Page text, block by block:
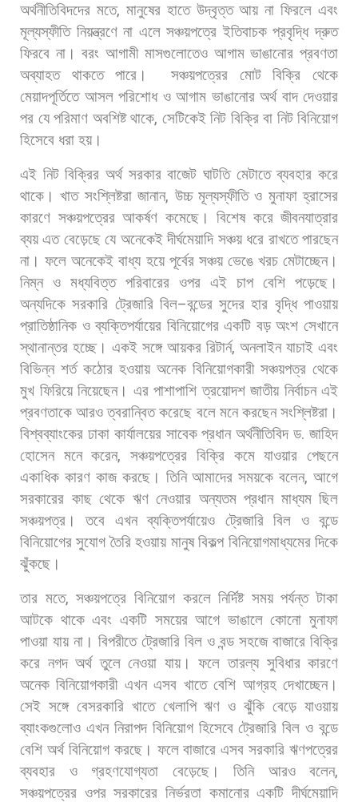
অর্থনীতিবিদদের মতে, মানুষের হাতে উদ্বৃত্ত আয় না ফিরলে এবং
মূল্যস্ফীতি নিয়ন্ত্রণে না এলে সঞ্চয়পত্রে ইতিবাচক প্রবৃদ্ধি দ্রুত
ফিরবে না। বরং আগামী মাসগুলোতেও আগাম ভাঙানোর প্রবণতা
অব্যাহত
থাকতে পারে। সঞ্চয়পত্রের মোট বিক্রি
থেকে
মেয়াদপূর্তিতে আসল পরিশোধ ও আগাম ভাঙানোর অর্থ বাদ দেওয়ার
পর যে পরিমাণ অবশিষ্ট থাকে, সেটিকেই নিট বিক্রি বা নিট বিনিয়োগ
হিসেবে ধরা হয়।
এই নিট বিক্রির অর্থ সরকার বাজেট ঘাটতি মেটাতে ব্যবহার করে
থাকে। খাত সংশ্লিষ্টরা জানান, উচ্চ মূল্যস্ফীতি ও মুনাফা হ্রাসের
কারণে সঞ্চয়পত্রের আকর্ষণ কমেছে। বিশেষ করে জীবনযাত্রার
ব্যয় এত বেড়েছে যে অনেকেই দীর্ঘমেয়াদি সঞ্চয় ধরে রাখতে পারছেন
না। ফলে অনেকেই বাধ্য হয়ে পূর্বের সঞ্চয় ভেঙে খরচ মেটাচ্ছেন।
নিম্ন ও মধ্যবিত্ত পরিবারের ওপর এই চাপ বেশি পড়েছে।
অন্যদিকে সরকারি ট্রেজারি বিল–বন্ডের সুদের হার বৃদ্ধি পাওয়ায়
প্রাতিষ্ঠানিক ও ব্যক্তিপর্যায়ের বিনিয়োগের একটি বড় অংশ সেখানে
স্থানান্তর হচ্ছে। একই সঙ্গে আয়কর রিটার্ন, অনলাইন যাচাই এবং
বিভিন্ন শর্ত কঠোর হওয়ায় অনেক বিনিয়োগকারী সঞ্চয়পত্র থেকে
মুখ ফিরিয়ে নিয়েছেন। এর পাশাপাশি ত্রয়োদশ জাতীয় নির্বাচন এই
প্রবণতাকে আরও ত্বরান্বিত করেছে বলে মনে করছেন সংশ্লিষ্টরা।
বিশ্বব্যাংকের ঢাকা কার্যালয়ের সাবেক প্রধান অর্থনীতিবিদ ড.জাহিদ
হোসেন মনে করেন,সঞ্চয়পত্রের বিক্রি কমে যাওয়ার পেছনে
একাধিক কারণ কাজ করছে। তিনি আমাদের সময়কে বলেন, আগে
সরকারের কাছ থেকে ঋণ নেওয়ার অন্যতম প্রধান মাধ্যম ছিল
সঞ্চয়পত্র।
তবে এখন ব্যক্তিপর্যায়েও ট্রেজারি বিল ও বন্ডে
বিনিয়োগের সুযোগ তৈরি হওয়ায় মানুষ বিকল্প বিনিয়োগমাধ্যমের দিকে
ঝুঁকছে।
তার মতে,সঞ্চয়পত্রে বিনিয়োগ করলে নির্দিষ্ট সময় পর্যন্ত টাকা
আটকে থাকে এবং একটি সময়ের আগে ভাঙালে কোনো মুনাফা
পাওয়া যায় না। বিপরীতে ট্রেজারি বিল ও বন্ড সহজে বাজারে বিক্রি
করে নগদ অর্থ তুলে নেওয়া যায়। ফলে তারল্য সুবিধার কারণে
অনেক বিনিয়োগকারী এখন এসব খাতে বেশি আগ্রহ দেখাচ্ছেন।
সেই সঙ্গে বেসরকারি খাতে খেলাপি ঋণ ও ঝুঁকি বেড়ে যাওয়ায়
ব্যাংকগুলোও এখন নিরাপদ বিনিয়োগ হিসেবে ট্রেজারি বিল ও বন্ডে
বেশি অর্থ বিনিয়োগ করছে। ফলে বাজারে এসব সরকারি ঋণপত্রের
ব্যবহার
ও গ্রহণযোগ্যতা বেড়েছে। তিনি আরও বলেন,
সঞ্চয়পত্রের ওপর সরকারের নির্ভরতা কমানোর একটি দীর্ঘমেয়াদি